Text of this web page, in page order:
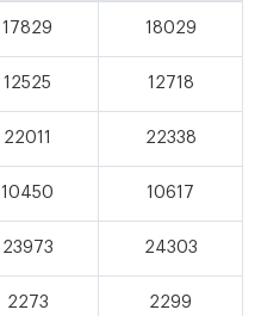
17829 18029
12525 12718
22011 22338
10450 10617
23973 24303
2273 2299